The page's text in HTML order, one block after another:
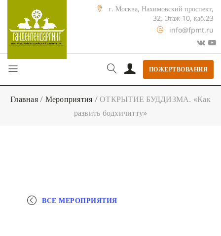
г. Москва, Нахимовский проспект,
32. Этаж 10, каб.23
info@fpmt.ru
ПОЖЕРТВОВАНИЯ
Главная/ Мероприятия /ОТКРЫТИЕ БУДДИЗМА. «Как
развить бодхичитту»
ВСЕ МЕРОПРИЯТИЯ